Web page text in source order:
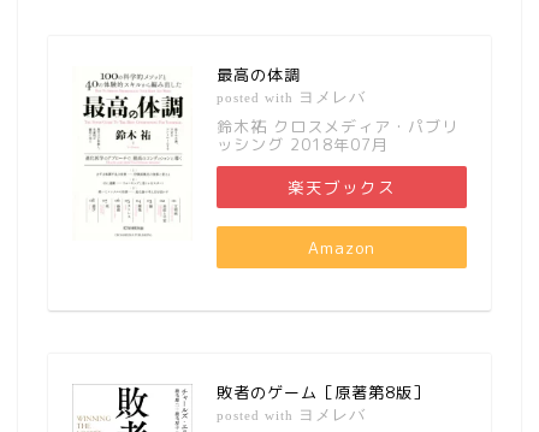
最高の体調
posted with ヨメレバ
鈴木祐 クロスメディア・パブリ
ッシング 2018年07月
楽天ブックス
Amazon
敗者のゲーム［原著第8版］
posted with ヨメレバ